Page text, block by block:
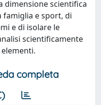
dimensione scientifica
e sport, di
e di isolare le
scientificamente
completa